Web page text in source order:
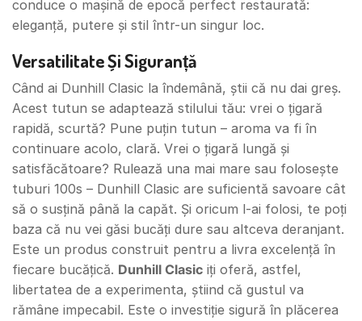
conduce o mașină de epocă perfect restaurată:
eleganță, putere și stil într-un singur loc.
Versatilitate Și Siguranță
Când ai Dunhill Clasic la îndemână, știi că nu dai greș.
Acest tutun se adaptează stilului tău: vrei o țigară
rapidă, scurtă? Pune puțin tutun – aroma va fi în
continuare acolo, clară. Vrei o țigară lungă și
satisfăcătoare? Rulează una mai mare sau folosește
tuburi 100s – Dunhill Clasic are suficientă savoare cât
să o susțină până la capăt. Și oricum l-ai folosi, te poți
baza că nu vei găsi bucăți dure sau altceva deranjant.
Este un produs construit pentru a livra excelență în
fiecare bucățică. Dunhill Clasic iți oferă, astfel,
libertatea de a experimenta, știind că gustul va
rămâne impecabil. Este o investiție sigură în plăcerea